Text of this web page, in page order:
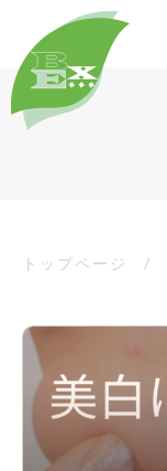
トップページ /